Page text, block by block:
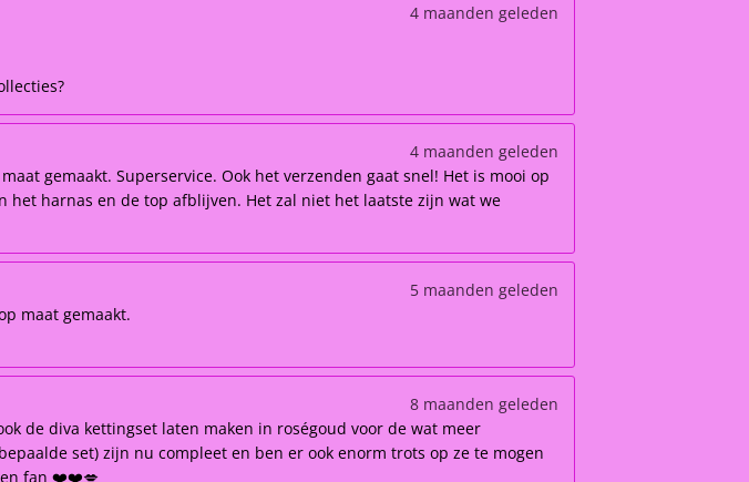
4 maanden geleden
4 maanden geleden
gemaakt. Superservice. Ook het verzenden gaat snel! Het is mooi op
harnas en de top afblijven. Het zal niet het laatste zijn wat we
5 maanden geleden
maat gemaakt.
8 maanden geleden
de diva kettingset laten maken in roségoud voor de wat meer
set) zijn nu compleet en ben er ook enorm trots op ze te mogen
fan ❤️❤️💋